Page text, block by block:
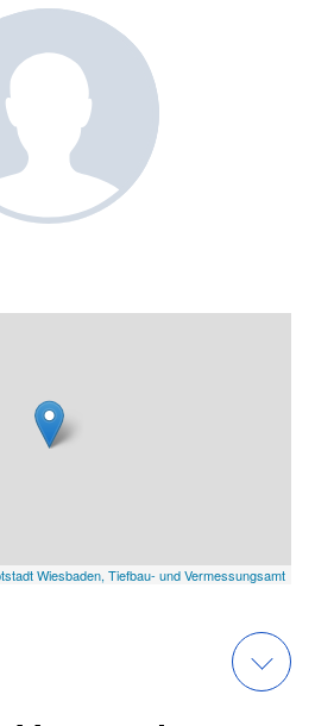
Wiesbaden, Tiefbau- und Vermessungsamt